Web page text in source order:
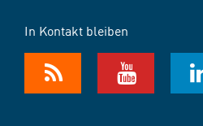
In Kontakt bleiben